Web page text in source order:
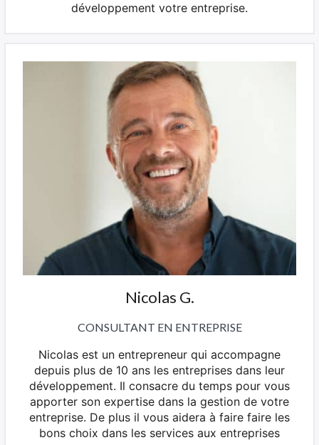
développement votre entreprise.
Nicolas G.
CONSULTANT EN ENTREPRISE
Nicolas est un entrepreneur qui accompagne
depuis plus de 10 ans les entreprises dans leur
développement. Il consacre du temps pour vous
apporter son expertise dans la gestion de votre
entreprise. De plus il vous aidera à faire faire les
bons choix dans les services aux entreprises